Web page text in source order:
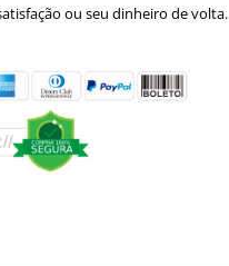
ou seu dinheiro de volta.